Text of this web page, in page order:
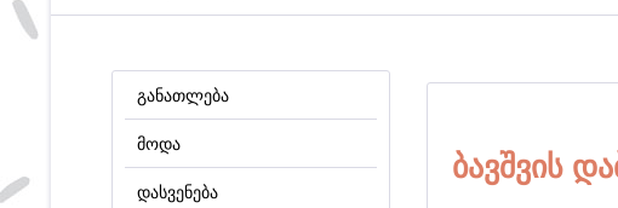
განათლება
მოდა
დასვენება
ბავშვის